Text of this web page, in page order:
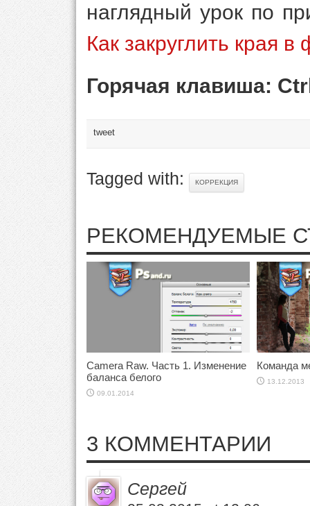
наглядный урок по
Как закруглить края
Горячая клавиша:
tweet
Tagged with: КОРРЕКЦИЯ
РЕКОМЕНДУЕМЫЕ
Camera Raw. Часть 1. Изменение
баланса белого
09.01.2014
Команда
13.12.2013
3 КОММЕНТАРИИ
Сергей